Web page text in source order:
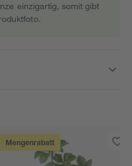
einzigartig, somit gibt
Mengenrabatt